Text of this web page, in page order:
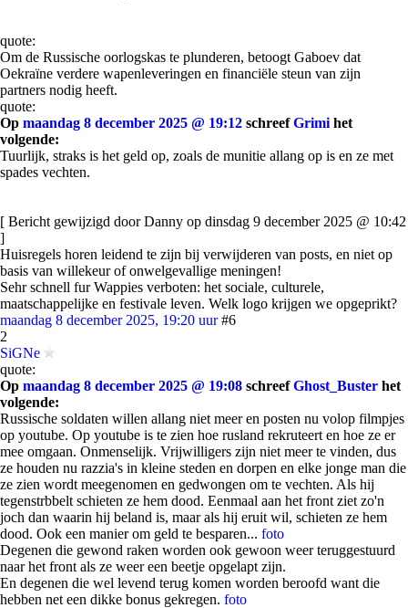
quote:
Om de Russische oorlogskas te plunderen, betoogt Gaboev dat
Oekraïne verdere wapenleveringen en financiële steun van zijn
partners nodig heeft.
quote:
Op maandag 8 december 2025 @ 19:12 schreefGrimi het
volgende:
Tuurlijk, straks is het geld op, zoals de munitie allang op is en ze met
spades vechten.
[ Bericht gewijzigd door Danny op dinsdag 9 december 2025 @ 10:42
]
Huisregels horen leidend te zijn bij verwijderen van posts, en niet op
basis van willekeur of onwelgevallige meningen!
Sehr schnell fur Wappies verboten: het sociale, culturele,
maatschappelijke en festivale leven. Welk logo krijgen we opgeprikt?
maandag 8 december 2025, 19:20 uur #6
2
SiGNe
quote:
Op maandag 8 december 2025 @ 19:08 schreefGhost_Buster het
volgende:
Russische soldaten willen allang niet meer en posten nu volop filmpjes
op youtube. Op youtube is te zien hoe rusland rekruteert en hoe ze er
mee omgaan. Onmenselijk. Vrijwilligers zijn niet meer te vinden, dus
ze houden nu razzia's in kleine steden en dorpen en elke jonge man die
ze zien wordt meegenomen en gedwongen om te vechten. Als hij
tegenstrbbelt schieten ze hem dood. Eenmaal aan het front ziet zo'n
joch dan waarin hij beland is, maar als hij eruit wil, schieten ze hem
dood. Ook een manier om geld te besparen... foto
Degenen die gewond raken worden ook gewoon weer teruggestuurd
naar het front als ze weer een beetje opgelapt zijn.
En degenen die wel levend terug komen worden beroofd want die
hebben net een dikke bonus gekregen. foto